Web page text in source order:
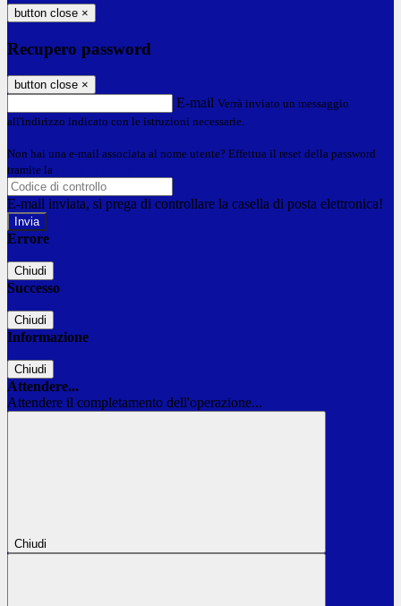
button close ×
Recupero password
button close ×
E-mail Verrà inviato un messaggio
all'indirizzo indicato con le istruzioni necessarie.
Non hai una e-mail associata al nome utente? Effettua il reset della password
tramite la
E-mail inviata, si prega di controllare la casella di posta elettronica!
Errore
Chiudi
Successo
Chiudi
Informazione
Chiudi
Attendere...
Attendere il completamento dell'operazione...
Chiudi